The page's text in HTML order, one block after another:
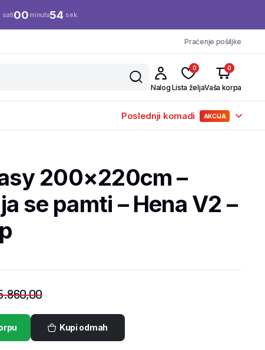
sati00 minuta53 sek.
Praćenje pošiljke
Nalog
0
Lista želja
0
Vaša korpa
Poslednji komadi AKCIJA
200×220cm –
se pamti – Hena V2 –
Kupi odmah